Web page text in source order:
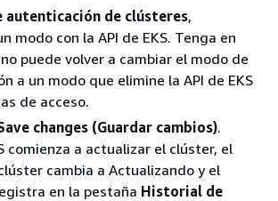
autenticación de clústeres,
modo con la API de EKS. Tenga en
puede volver a cambiar el modo de
a un modo que elimine la API de EKS
de acceso.
changes (Guardar cambios).
comienza a actualizar el clúster, el
cambia a Actualizando y el
en la pestaña Historial de